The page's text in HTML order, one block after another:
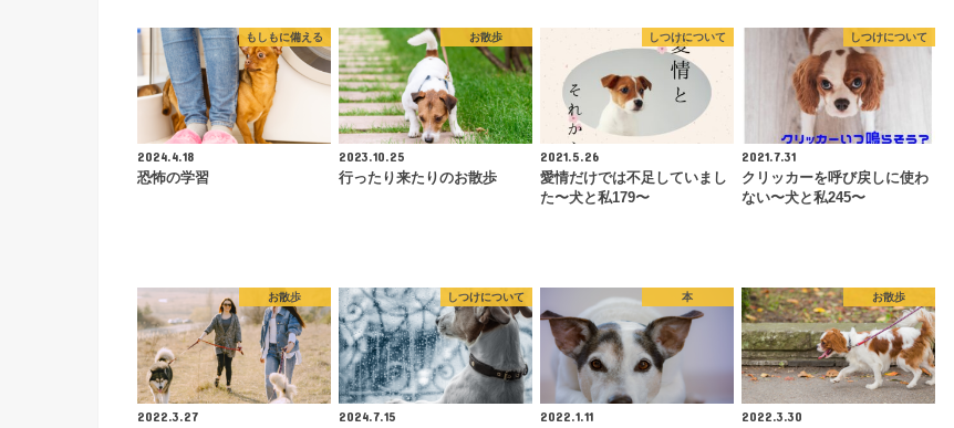
もしもに備える
2024.4.18
恐怖の学習
お散歩
2023.10.25
行ったり来たりのお散歩
しつけについて
2021.5.26
愛情だけでは不足していまし
た〜犬と私179〜
しつけについて
2021.7.31
クリッカーを呼び戻しに使わ
ない〜犬と私245〜
お散歩
2022.3.27
しつけについて
2024.7.15
本
2022.1.11
お散歩
2022.3.30